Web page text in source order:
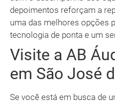
depoimentos reforçam a
uma das melhores opções
tecnologia de ponta e um
Visite a AB
em São José
Se você está em busca de